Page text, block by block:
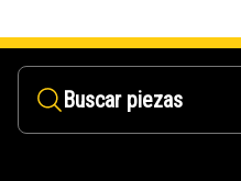
Buscar piezas